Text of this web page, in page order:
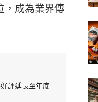
，成為業界傳
評延長至年底